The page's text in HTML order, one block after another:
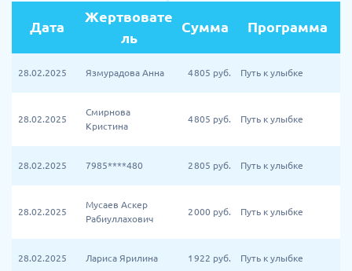
Дата
Жертвовате
ль
Сумма Программа
28.02.2025 Язмурадова Анна 4 805 руб. Путь к улыбке
28.02.2025
Смирнова
Кристина
4 805 руб. Путь к улыбке
28.02.2025 7985****480 2 805 руб. Путь к улыбке
28.02.2025
Мусаев Аскер
Рабиуллахович
2 000 руб. Путь к улыбке
28.02.2025 Лариса Ярилина 1 922 руб. Путь к улыбке